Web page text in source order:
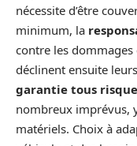
nécessite d’être
minimum, la
contre les dommages
déclinent ensuite
garantie tous
nombreux imprévus,
matériels. Choix à